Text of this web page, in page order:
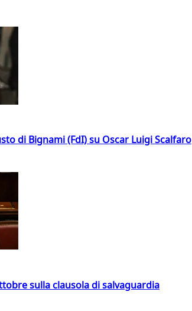
di Bignami (FdI) su Oscar Luigi Scalfaro
sulla clausola di salvaguardia